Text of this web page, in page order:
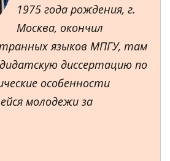
1975 года рождения, г.
Москва, окончил
языков МПГУ, там
диссертацию по
особенности
молодежи за